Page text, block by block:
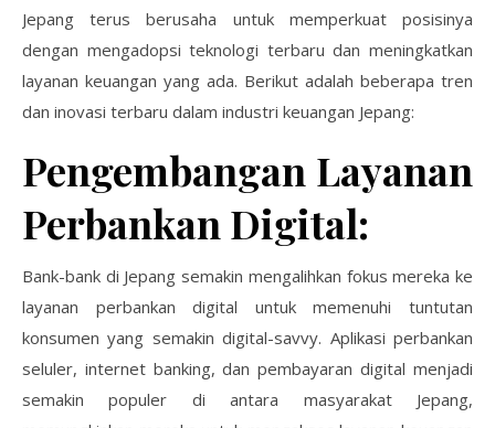
Jepang terus berusaha untuk memperkuat posisinya
dengan mengadopsi teknologi terbaru dan meningkatkan
layanan keuangan yang ada. Berikut adalah beberapa tren
dan inovasi terbaru dalam industri keuangan Jepang:
Pengembangan Layanan
Perbankan Digital:
Bank-bank di Jepang semakin mengalihkan fokus mereka ke
layanan perbankan digital untuk memenuhi tuntutan
konsumen yang semakin digital-savvy. Aplikasi perbankan
seluler, internet banking, dan pembayaran digital menjadi
semakin populer di antara masyarakat Jepang,